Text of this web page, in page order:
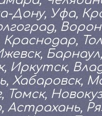
Дону, Уфа,
Барнаул,
Иркутск,
Хабаровск,
Томск,
Астрахань,